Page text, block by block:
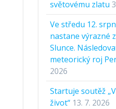
světovému zlatu
Ve středu 12.
nastane výrazné
Slunce.
meteorický roj
2026
Startuje soutěž
život“ 13. 7. 2026